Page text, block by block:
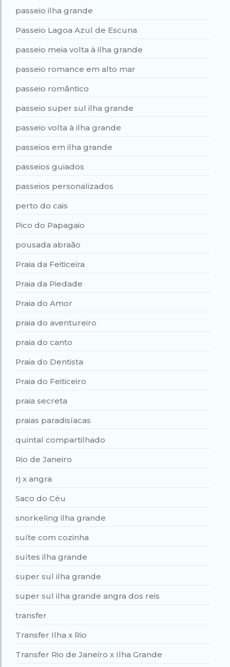
passeio ilha grande
Passeio Lagoa Azul de Escuna
passeio meia volta à ilha grande
passeio romance em alto mar
passeio romântico
passeio super sul ilha grande
passeio volta à ilha grande
passeios em ilha grande
passeios guiados
passeios personalizados
perto do cais
Pico do Papagaio
pousada abraão
Praia da Feiticeira
Praia da Piedade
Praia do Amor
praia do aventureiro
praia do canto
Praia do Dentista
Praia do Feiticeiro
praia secreta
praias paradisíacas
quintal compartilhado
Rio de Janeiro
rj x angra
Saco do Céu
snorkeling ilha grande
suíte com cozinha
suítes ilha grande
super sul ilha grande
super sul ilha grande angra dos reis
transfer
Transfer Ilha x Rio
Transfer Rio de Janeiro x Ilha Grande